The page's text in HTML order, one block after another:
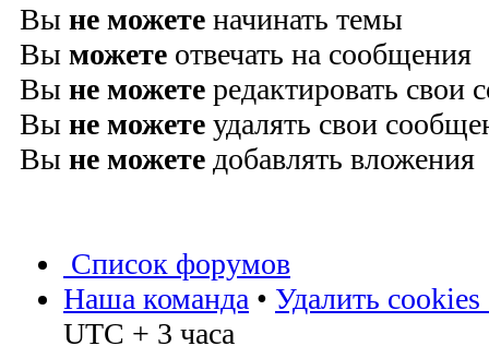
Вы не можете начинать темы
Вы можете отвечать на сообщения
Вы не можете редактировать свои
Вы не можете удалять свои
Вы не можете добавлять вложения
Список форумов
Наша команда • Удалить
UTC + 3 часа